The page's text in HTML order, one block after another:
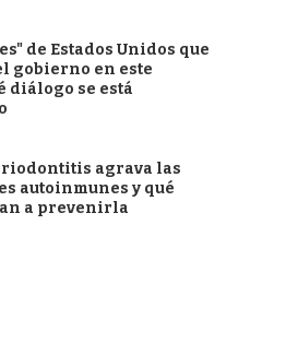
de Estados Unidos que
gobierno en este
diálogo se está
agrava las
autoinmunes y qué
a prevenirla